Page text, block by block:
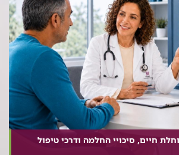
חיים, סיכויי החלמה ודרכי טיפול